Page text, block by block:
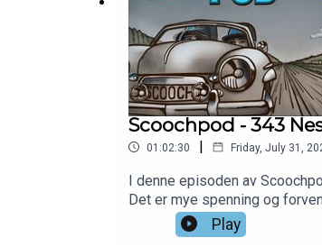
Scoochpod - 343
01:02:30 | Friday, July 31,
I denne episoden av
Det er mye spenning og
tradisjoner og bilder med og
Det finnes mange måter å
Play